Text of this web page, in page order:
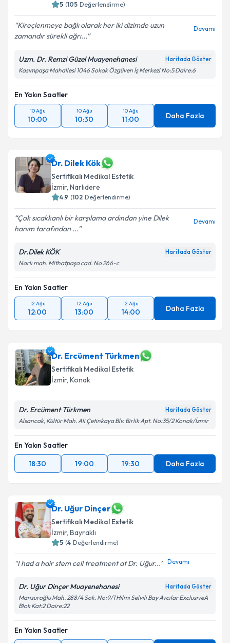
5 (105 Değerlendirme)
Kireçlenmeye bağlı olarak her iki dizimde uzun
zamandır sürekli ağrı...
Devamı
Uzm. Dr. Remzi Güzel Muayenehanesi Haritada Göster
Kasımpaşa Mahallesi 1046 Sokak Özgüven İş Merkezi No:5 Daire:6
En Yakın Saatler
10 Ağu
10:00
10 Ağu
10:30
10 Ağu
11:00 Daha Fazla
Dr. Dilek Kök
Sertifikalı Medikal Estetik
İzmir, Narlıdere
4.9 (102 Değerlendirme)
Çok sıcakkanlı bir karşılama ardından yine Dilek
hanım tarafından ...
Devamı
Dr.Dilek KÖK Haritada Göster
Narlı mah. Mithatpaşa cad. No 266-c
En Yakın Saatler
12 Ağu
12:00
12 Ağu
13:00
12 Ağu
14:00 Daha Fazla
Dr. Ercüment Türkmen
Sertifikalı Medikal Estetik
İzmir, Konak
Dr. Ercüment Türkmen Haritada Göster
Alsancak, Kültür Mah. Ali Çetinkaya Blv. Birlik Apt. No:35/2 Konak/İzmir
En Yakın Saatler
18:30
19:00 19:30 Daha Fazla
Dr. Uğur Dinçer
Sertifikalı Medikal Estetik
İzmir, Bayraklı
5 (4 Değerlendirme)
I had a hair stem cell treatment at Dr. Uğur... Devamı
Dr. Uğur Dinçer Muayenehanesi Haritada Göster
Mansuroğlu Mah. 288/4 Sok. No:9/1 Hilmi Selvili Bay Avcılar ExclusiveA
Blok Kat:2 Daire:22
En Yakın Saatler